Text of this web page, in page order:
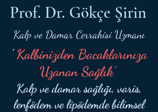
Kalp ve Damar Cerrahisi Uzmanı
Prof. Dr. Gökçe Şirin
Kalbinizden Bacaklarınıza
Uzanan Sağlık'
Kalp ve damar sağlığı, varis,
lenfödem ve lipödemde bilimsel